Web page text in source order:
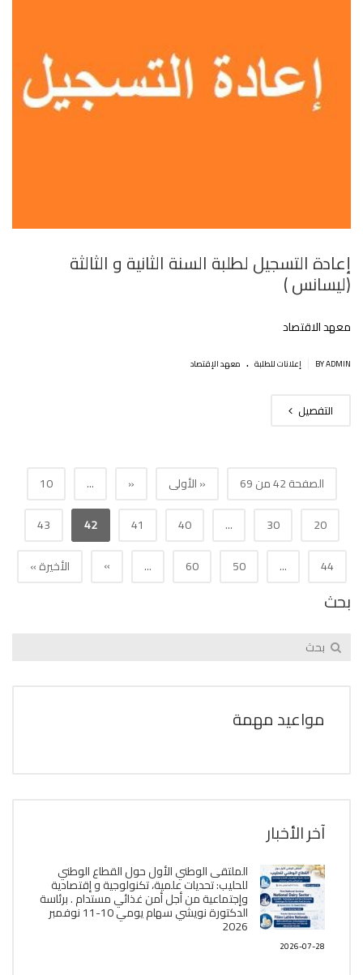
إعادة التسجيل لطلبة السنة الثانية و الثالثة
(ليسانس )
معهد الاقتصاد
BY ADMIN إعلانات للطلبة . معهد الإقتصاد
التفصيل
الصفحة 42 من 69 « الأولى «
...
10
20
30
...
40
41
42
43
44
...
50
60
...
» الأخيرة »
بحث
مواعيد مهمة
آخر الأخبار
الملتقى الوطني الأول حول القطاع الوطني
للحليب: تحديات علمية، تكنولوجية و إقتصادية
وإجتماعية من أجل أمن غذائي مستدام . برئاسة
الدكتورة نويشي سهام يومي 10-11 نوفمبر
2026
2026-07-28